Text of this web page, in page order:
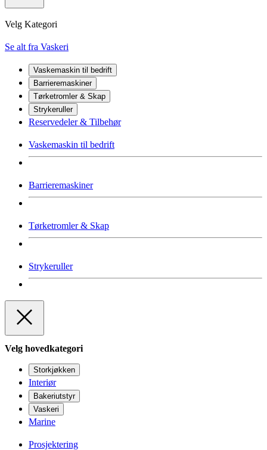
Velg Kategori
Se alt fra Vaskeri
Vaskemaskin til bedrift
Barrieremaskiner
Tørketromler & Skap
Strykeruller
Reservedeler & Tilbehør
Vaskemaskin til bedrift
Barrieremaskiner
Tørketromler & Skap
Strykeruller
Velg hovedkategori
Storkjøkken
Interiør
Bakeriutstyr
Vaskeri
Marine
Prosjektering